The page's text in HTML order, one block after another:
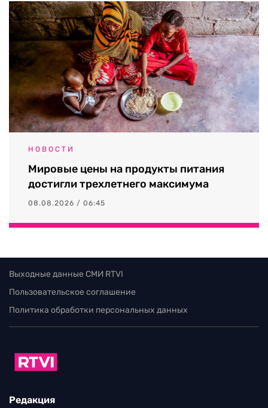
НОВОСТИ
Мировые цены на продукты питания
достигли трехлетнего максимума
08.08.2026 / 06:45
Выходные данные СМИ RTVI
Пользовательское соглашение
Политика обработки персональных данных
Редакция